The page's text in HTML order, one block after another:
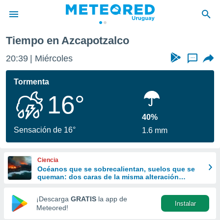
de
ha
para
que se
calidad.
a este
las
y
forma
digital
basada
Tiempo en Azcapotzalco
20:39 Miércoles ...
Tormenta
16°
Sensación de 16°
40%
1.6 mm
Ciencia
Océanos que se sobrecalientan, suelos que se
queman: dos caras de la misma alteración
¡Descarga GRATIS la app de
Meteored!
Instalar